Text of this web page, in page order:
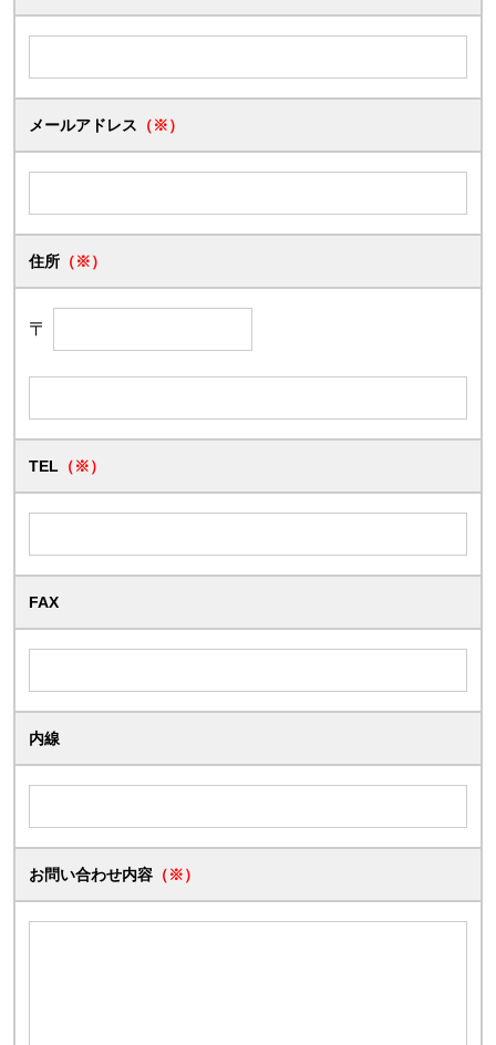
メールアドレス （※）
住所 （※）
〒
TEL （※）
FAX
内線
お問い合わせ内容 （※）